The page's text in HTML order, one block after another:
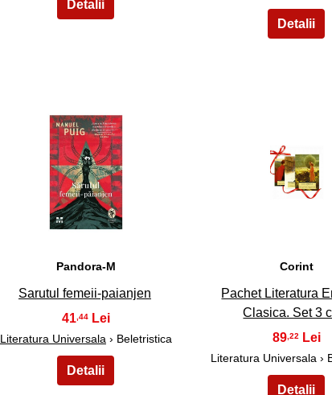
37
Pandora-M
Sarutul femeii-paianjen
41 ,44
Literatura Universala › Beletristica
38
Corint
Pachet Literatura
Clasica. Set 3
89,22
Literatura Universala ›